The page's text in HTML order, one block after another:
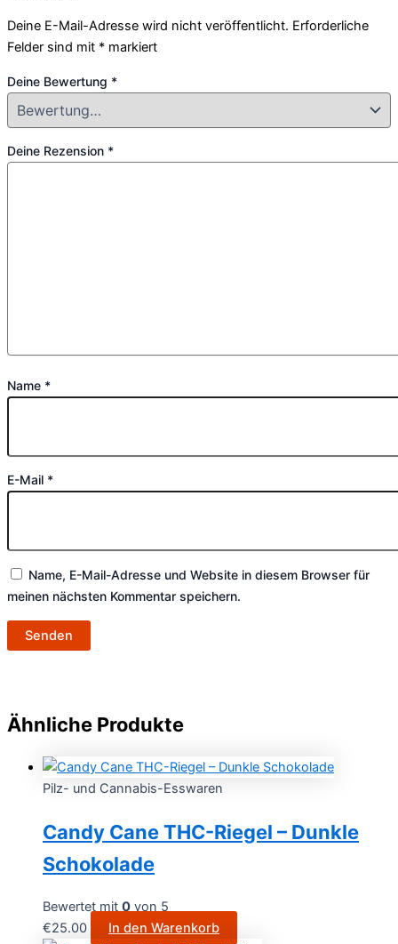
Deine E-Mail-Adresse wird nicht veröffentlicht. Erforderliche
Felder sind mit * markiert
Deine Bewertung *
Deine Rezension *
Name *
E-Mail *
Name, E-Mail-Adresse und Website in diesem Browser für
meinen nächsten Kommentar speichern.
Ähnliche Produkte
Pilz- und Cannabis-Esswaren
Candy Cane THC-Riegel – Dunkle
Schokolade
Bewertet mit 0 von 5
€25.00 In den Warenkorb